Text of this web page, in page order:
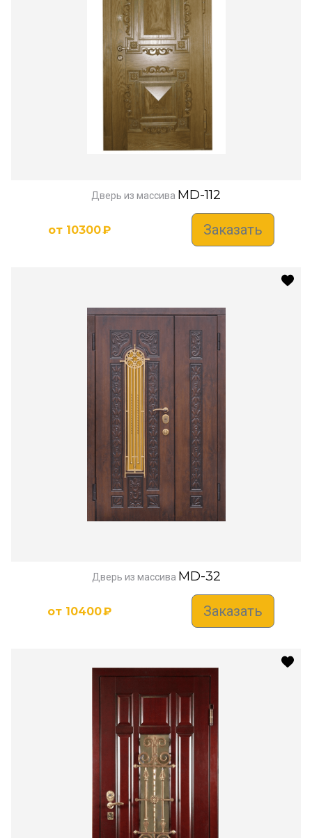
Дверь из массива MD-112
от 10300₽ Заказать
Дверь из массива MD-32
от 10400₽ Заказать